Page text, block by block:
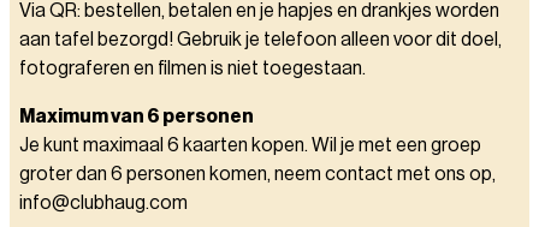
Via QR: bestellen, betalen en je hapjes en drankjes worden
aan tafel bezorgd! Gebruik je telefoon alleen voor dit doel,
fotograferen en filmen is niet toegestaan.
Maximum van 6 personen
Je kunt maximaal 6 kaarten kopen. Wil je met een groep
groter dan 6 personen komen, neem contact met ons op,
info@clubhaug.com